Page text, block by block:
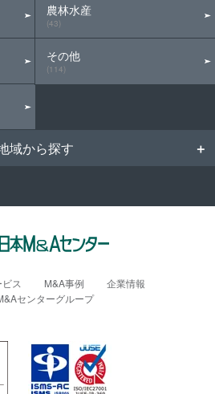
農林水産
(43)
その他
(114)
域から探す
ス M&A事例
企業情報
センターグループ